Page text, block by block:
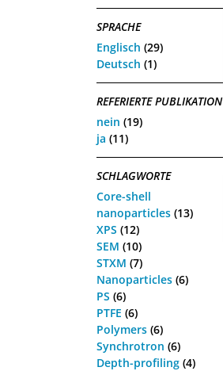
SPRACHE
Englisch (29)
Deutsch (1)
REFERIERTE PUBLIKATION
nein (19)
ja (11)
SCHLAGWORTE
Core-shell
nanoparticles (13)
XPS (12)
SEM (10)
STXM (7)
Nanoparticles (6)
PS (6)
PTFE (6)
Polymers (6)
Synchrotron (6)
Depth-profiling (4)